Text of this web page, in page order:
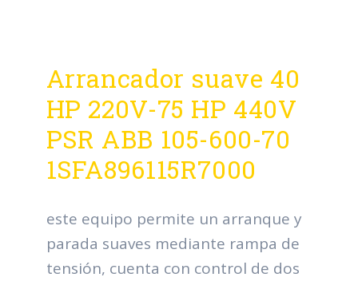
Arrancador suave 40
HP 220V-75 HP 440V
PSR ABB 105-600-70
1SFA896115R7000
este equipo permite un arranque y
parada suaves mediante rampa de
tensión, cuenta con control de dos